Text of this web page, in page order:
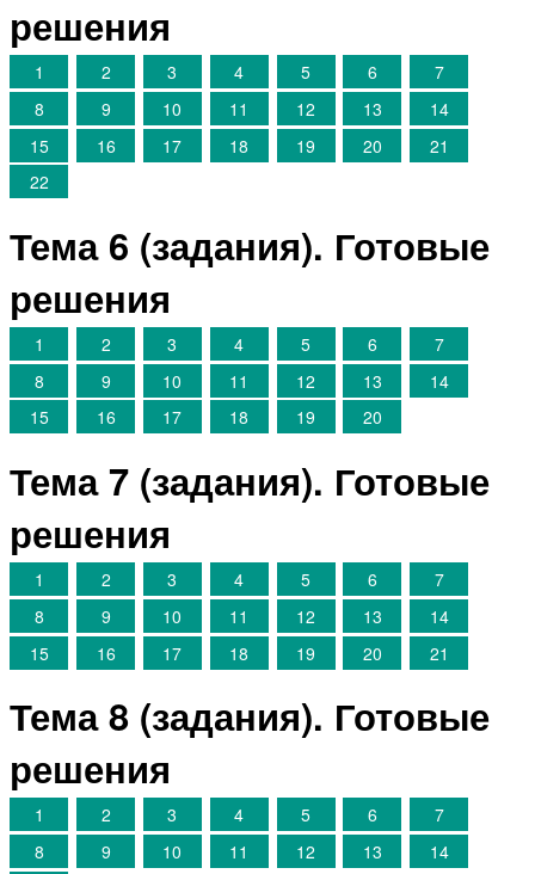
решения
1 2 3 4 5 6
7
8
9 10 11 12 13
14
15
16 17 18 19 20
21
22
Тема 6 (задания). Готовые
решения
1 2 3 4 5 6
7
8
9 10 11 12 13
14
15
16 17 18 19 20
Тема 7 (задания). Готовые
решения
1 2 3 4 5 6
7
8
9 10 11 12 13
14
15
16 17 18 19 20 21
Тема 8 (задания). Готовые
решения
1 2 3 4 5 6
7
8
9 10 11 12 13
14